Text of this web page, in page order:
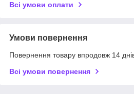
Всі умови оплати
Умови повернення
Повернення товару впродовж 14
Всі умови повернення